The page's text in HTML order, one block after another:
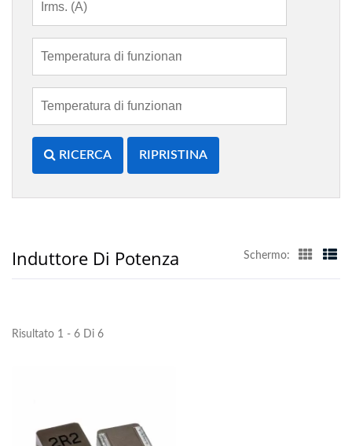
RICERCA RIPRISTINA
Induttore Di Potenza Schermo:
Risultato 1 - 6 Di 6